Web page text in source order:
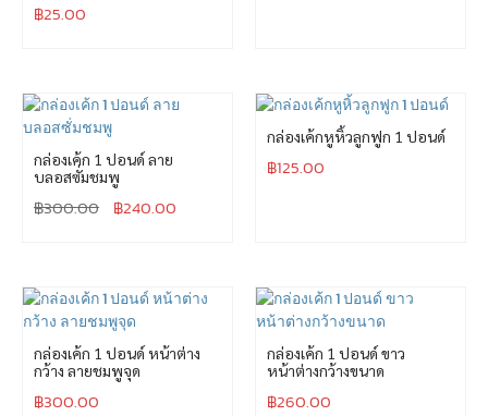
฿25.00
กล่องเค้ก 1 ปอนด์ ลาย
บลอสซั่มชมพู
฿300.00 ฿240.00
กล่องเค้กหูหิ้วลูกฟูก 1 ปอนด์
฿125.00
กล่องเค้ก 1 ปอนด์ หน้าต่าง
กว้าง ลายชมพูจุด
฿300.00
กล่องเค้ก 1 ปอนด์ ขาว
หน้าต่างกว้างขนาด
฿260.00